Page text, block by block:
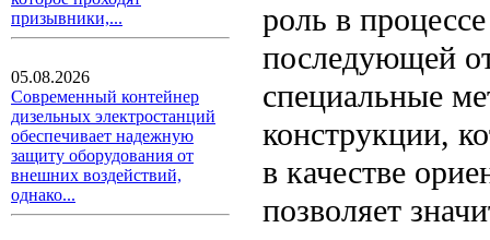
призывники,...
05.08.2026
Современный контейнер
дизельных электростанций
обеспечивает надежную
защиту оборудования от
внешних воздействий,
однако...
роль в
последующей
специальные
конструкции,
в качестве
позволяет